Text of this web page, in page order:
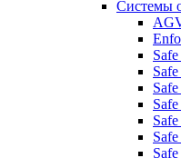
Системы